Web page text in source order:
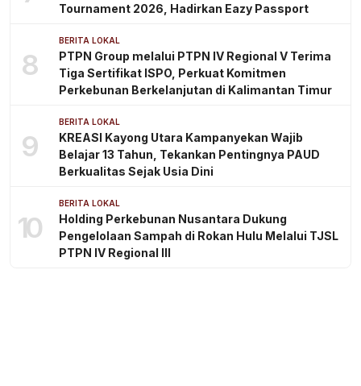
Tournament 2026, Hadirkan Eazy Passport
8
BERITA LOKAL
PTPN Group melalui PTPN IV Regional V Terima
Tiga Sertifikat ISPO, Perkuat Komitmen
Perkebunan Berkelanjutan di Kalimantan Timur
9
BERITA LOKAL
KREASI Kayong Utara Kampanyekan Wajib
Belajar 13 Tahun, Tekankan Pentingnya PAUD
Berkualitas Sejak Usia Dini
10
BERITA LOKAL
Holding Perkebunan Nusantara Dukung
Pengelolaan Sampah di Rokan Hulu Melalui TJSL
PTPN IV Regional III